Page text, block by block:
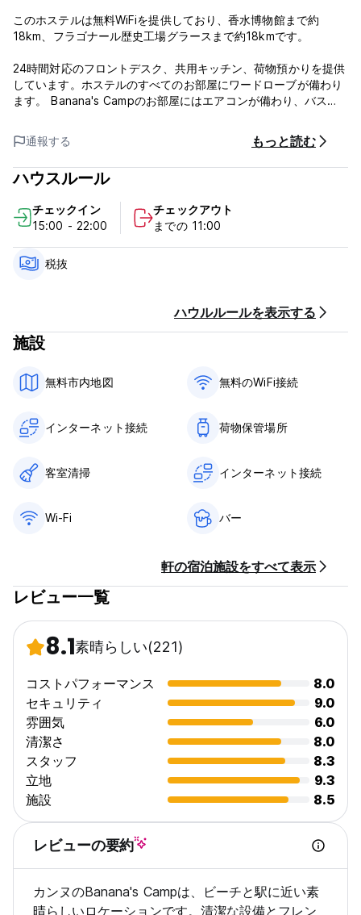
このホステルは無料WiFiを提供しており、香水博物館まで約
18km、フラゴナール歴史工場グラースまで約18kmです。
24時間対応のフロントデスク、共用キッチン、荷物預かりを提供
しています。ホステルのすべてのお部屋にワードローブが備わり
ます。 Banana's Campのお部屋にはエアコンが備わり、バスル
バナナズ キャンプ - 利用規約:
キャンセルポリシー：ご到着の7日前まで。キャンセルが遅れた
ットカードに請求されます。
チェックインは15:00～24:00までとなります。
11:00前にチェックアウトしてください。
す。
市税は含まれておりません。
朝食は含まれておりません。
一般的な：
24時間受付。
ペットの同伴は禁止です。 (Auto-translated from original
通報する もっと読む
ハウスルール
チェックイン
15:00 - 22:00
チェックアウト
までの 11:00
税抜
ハウルルールを表示する
施設
無料市内地図 無料のWiFi接続
インターネット接続 荷物保管場所
客室清掃 インターネット接続
Wi-Fi バー
軒の宿泊施設をすべて表示
レビュー一覧
8.1素晴らしい(221)
コストパフォーマンス
8.0
セキュリティ
9.0
雰囲気
6.0
清潔さ
8.0
スタッフ
8.3
立地
9.3
施設
8.5
レビューの要約
カンヌのBanana's Campは、ビーチと駅に近い素
晴らしいロケーションです。清潔な設備とフレン